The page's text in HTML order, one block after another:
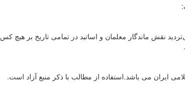
نقش ماندگار معلمان و اساتید در تمامی تاریخ بر هیچ کس
ایران می باشد.استفاده از مطالب با ذكر منبع آزاد است.